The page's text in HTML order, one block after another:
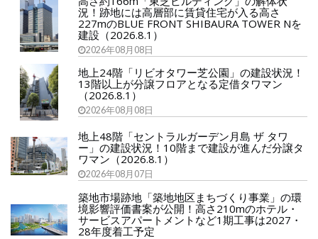
況！跡地には高層部に賃貸住宅が入る高さ
227mのBLUE FRONT SHIBAURA TOWER Nを
建設（2026.8.1）
2026年08月08日
地上24階「リビオタワー芝公園」の建設状況！
13階以上が分譲フロアとなる定借タワマン
（2026.8.1）
2026年08月08日
地上48階「セントラルガーデン月島 ザ タワ
ー」の建設状況！10階まで建設が進んだ分譲タ
ワマン（2026.8.1）
2026年08月07日
築地市場跡地「築地地区まちづくり事業」の環
境影響評価書案が公開！高さ210mのホテル・
サービスアパートメントなど1期工事は2027・
28年度着工予定